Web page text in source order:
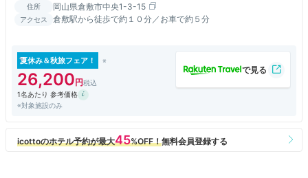
住所 岡山県倉敷市中央1-3-15
アクセス 倉敷駅から徒歩で約１０分／お車で約５分
夏休み＆秋旅フェア！
26,200
1名あたり 参考価格
※対象施設のみ